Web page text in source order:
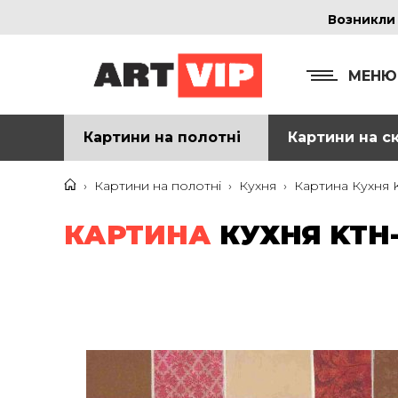
МЕНЮ
Картини на полотні Картини на
› Картини на полотні › Кухня › Картина Кухня
КАРТИНА КУХНЯ